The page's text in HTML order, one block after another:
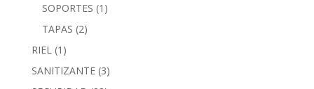
SOPORTES (1)
TAPAS (2)
RIEL (1)
SANITIZANTE (3)